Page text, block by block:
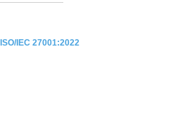
ISO/IEC 27001:2022